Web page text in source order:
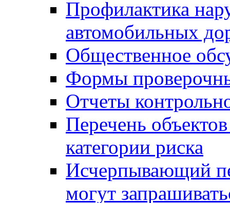
Профилактика
автомобильных
Общественное
Формы
Отчеты
Перечень
категории риска
Исчерпывающий
могут